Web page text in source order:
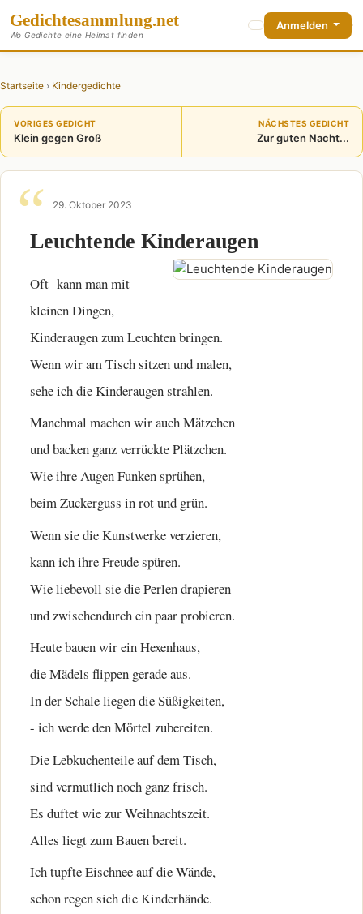
Gedichtesammlung.net
Wo Gedichte eine Heimat finden
Anmelden
Startseite › Kindergedichte
VORIGES GEDICHT
Klein gegen Groß
NÄCHSTES GEDICHT
Zur guten Nacht...
29. Oktober 2023
Leuchtende Kinderaugen
Oft kann man mit
kleinen Dingen,
Kinderaugen zum Leuchten bringen.
Wenn wir am Tisch sitzen und malen,
sehe ich die Kinderaugen strahlen.
Manchmal machen wir auch Mätzchen
und backen ganz verrückte Plätzchen.
Wie ihre Augen Funken sprühen,
beim Zuckerguss in rot und grün.
Wenn sie die Kunstwerke verzieren,
kann ich ihre Freude spüren.
Wie liebevoll sie die Perlen drapieren
und zwischendurch ein paar probieren.
Heute bauen wir ein Hexenhaus,
die Mädels flippen gerade aus.
In der Schale liegen die Süßigkeiten,
- ich werde den Mörtel zubereiten.
Die Lebkuchenteile auf dem Tisch,
sind vermutlich noch ganz frisch.
Es duftet wie zur Weihnachtszeit.
Alles liegt zum Bauen bereit.
Ich tupfte Eischnee auf die Wände,
schon regen sich die Kinderhände.